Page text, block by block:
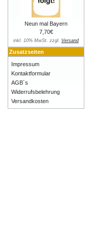
Neun mal Bayern
7,70€
inkl. 10% MwSt. zzgl. Versand
Zusatzseiten
Impressum
Kontaktformular
AGB´s
Widerrufsbelehrung
Versandkosten